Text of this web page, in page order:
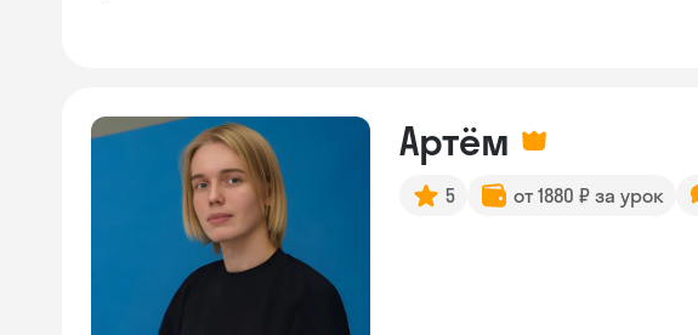
Артём
5 от 1880 ₽ за урок